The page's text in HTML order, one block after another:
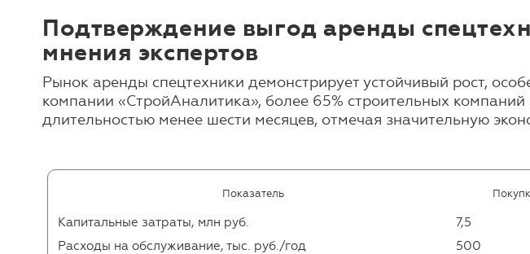
Подтверждение выгод аренды
мнения экспертов
Рынок аренды спецтехники демонстрирует устойчивый рост,
компании «СтройАналитика», более 65% строительных
длительностью менее шести месяцев, отмечая значительную
Показатель
Капитальные затраты, млн руб. 7,5
Расходы на обслуживание, тыс. руб./год
500